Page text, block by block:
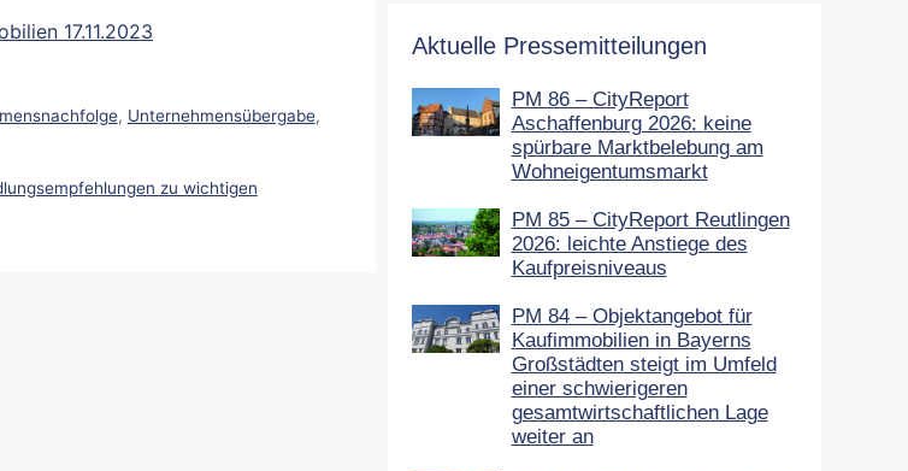
17.11.2023
, Unternehmensübergabe,
zu wichtigen
Aktuelle Pressemitteilungen
PM 86 – CityReport
Aschaffenburg 2026: keine
spürbare Marktbelebung am
Wohneigentumsmarkt
PM 85 – CityReport Reutlingen
2026: leichte Anstiege des
Kaufpreisniveaus
PM 84 – Objektangebot für
Kaufimmobilien in Bayerns
Großstädten steigt im Umfeld
einer schwierigeren
gesamtwirtschaftlichen Lage
weiter an